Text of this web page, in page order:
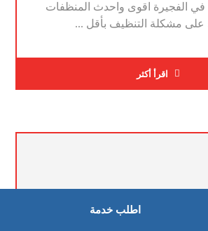
الفجيرة اقوى واحدث المنظفات
على مشكلة التنظيف بأقل ...
اقرأ أكثر
اطلب خدمة